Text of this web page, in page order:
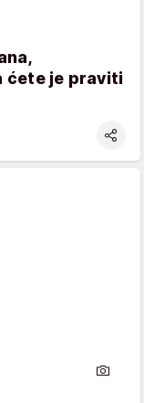
ćete je praviti